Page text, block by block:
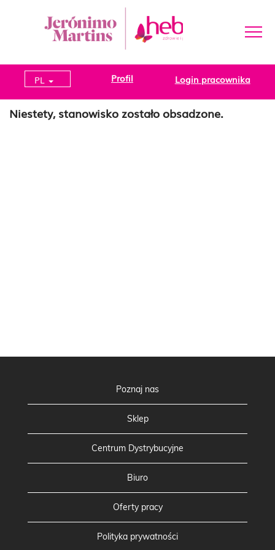
PL Profil Login pracownika
Niestety, stanowisko zostało obsadzone.
Poznaj nas
Sklep
Centrum Dystrybucyjne
Biuro
Oferty pracy
Polityka prywatności